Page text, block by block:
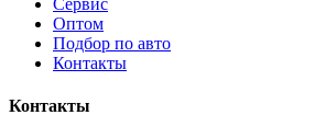
Сервис
Оптом
Подбор по авто
Контакты
Контакты